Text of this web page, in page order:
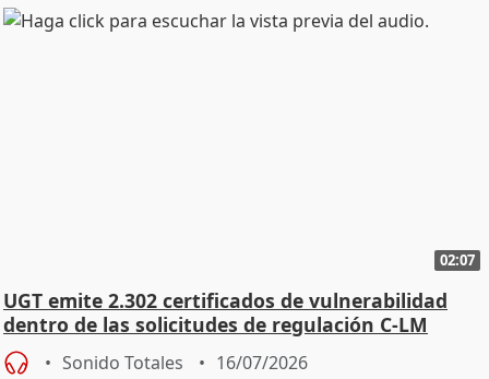
02:07
UGT emite 2.302 certificados de vulnerabilidad
dentro de las solicitudes de regulación C-LM
Sonido Totales 16/07/2026